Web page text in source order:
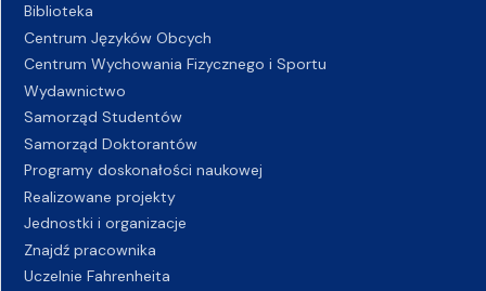
Biblioteka
Centrum Języków Obcych
Centrum Wychowania Fizycznego i Sportu
Wydawnictwo
Samorząd Studentów
Samorząd Doktorantów
Programy doskonałości naukowej
Realizowane projekty
Jednostki i organizacje
Znajdź pracownika
Uczelnie Fahrenheita